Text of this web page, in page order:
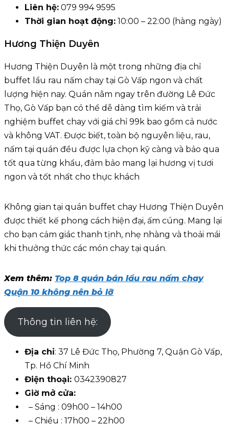
Liên hệ: 079 994 9595
Thời gian hoạt động: 10:00 – 22:00 (hàng ngày)
Hương Thiện Duyên
Hương Thiện Duyên là một trong những địa chỉ
buffet lẩu rau nấm chay tại Gò Vấp ngon và chất
lượng hiện nay. Quán nằm ngay trên đường Lê Đức
Thọ, Gò Vấp bạn có thể dễ dàng tìm kiếm và trải
nghiệm buffet chay với giá chỉ 99k bao gồm cả nước
và không VAT. Được biết, toàn bộ nguyên liệu, rau,
nấm tại quán đều được lựa chọn kỹ càng và bảo qua
tốt qua từng khẩu, đảm bảo mang lại hương vị tươi
ngon và tốt nhất cho thực khách
Không gian tại quán buffet chay Hương Thiện Duyên
được thiết kế phong cách hiện đại, ấm cúng. Mang lại
cho bạn cảm giác thanh tịnh, nhẹ nhàng và thoải mái
khi thưởng thức các món chay tại quán.
Xem thêm: Top 8 quán bán lẩu rau nấm chay
Quận 10 không nên bỏ lỡ
Thông tin liên hệ:
Địa chỉ: 37 Lê Đức Thọ, Phường 7, Quận Gò Vấp,
Tp. Hồ Chí Minh
Điện thoại: 0342390827
Giờ mở cửa:
– Sáng : 09h00 – 14h00
– Chiều : 17h00 – 22h00